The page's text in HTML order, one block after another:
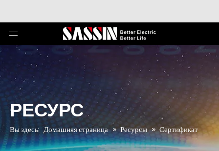
РЕСУРС
Вы здесь: Домашняя страница » Ресурсы » Сертификат